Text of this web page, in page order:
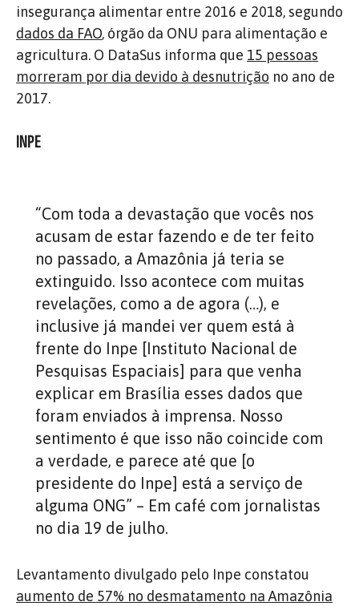
insegurança alimentar entre 2016 e 2018, segundo
dados da FAO, órgão da ONU para alimentação e
agricultura. O DataSus informa que 15 pessoas
morreram por dia devido à desnutrição no ano de
2017.
INPE
“Com toda a devastação que vocês nos
acusam de estar fazendo e de ter feito
no passado, a Amazônia já teria se
extinguido. Isso acontece com muitas
revelações, como a de agora (…), e
inclusive já mandei ver quem está à
frente do Inpe [Instituto Nacional de
Pesquisas Espaciais] para que venha
explicar em Brasília esses dados que
foram enviados à imprensa. Nosso
sentimento é que isso não coincide com
a verdade, e parece até que [o
presidente do Inpe] está a serviço de
alguma ONG” – Em café com jornalistas
no dia 19 de julho.
Levantamento divulgado pelo Inpe constatou
aumento de 57% no desmatamento na Amazônia